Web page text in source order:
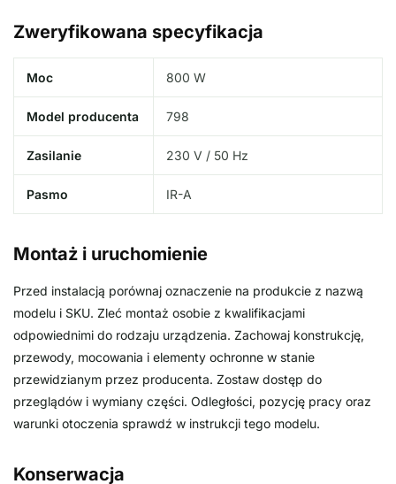
Zweryfikowana specyfikacja
Moc 800 W
Model producenta 798
Zasilanie 230 V / 50 Hz
Pasmo IR-A
Montaż i uruchomienie
Przed instalacją porównaj oznaczenie na produkcie z nazwą
modelu i SKU. Zleć montaż osobie z kwalifikacjami
odpowiednimi do rodzaju urządzenia. Zachowaj konstrukcję,
przewody, mocowania i elementy ochronne w stanie
przewidzianym przez producenta. Zostaw dostęp do
przeglądów i wymiany części. Odległości, pozycję pracy oraz
warunki otoczenia sprawdź w instrukcji tego modelu.
Konserwacja